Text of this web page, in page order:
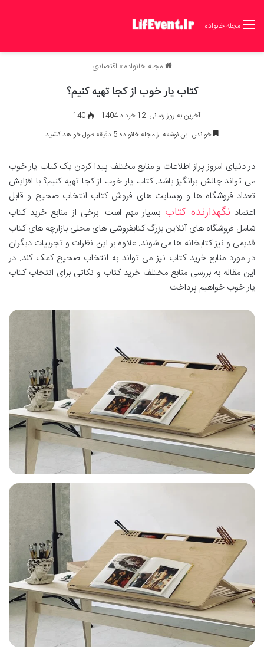
مجله خانواده
مجله خانواده» اقتصادی
کتاب یار خوب از کجا تهیه کنیم؟
آخرین به روز رسانی: 12 خرداد 1404
140
خواندن این نوشته از مجله خانواده 5 دقیقه طول خواهد کشید
در دنیای امروز پراز اطلاعات و منابع مختلف پیدا کردن یک کتاب یار خوب
می تواند چالش برانگیز باشد. کتاب یار خوب از کجا تهیه کنیم؟ با افزایش
تعداد فروشگاه ها و وبسایت های فروش کتاب انتخاب صحیح و قابل
اعتماد نگهدارنده کتاب بسیار مهم است. برخی از منابع خرید کتاب
شامل فروشگاه های آنلاین بزرگ کتابفروشی های محلی بازارچه های کتاب
قدیمی و نیز کتابخانه ها می شوند. علاوه بر این نظرات و تجربیات دیگران
در مورد منابع خرید کتاب نیز می تواند به انتخاب صحیح کمک کند. در
این مقاله به بررسی منابع مختلف خرید کتاب و نکاتی برای انتخاب کتاب
یار خوب خواهیم پرداخت.